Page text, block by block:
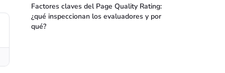
Factores claves del Page Quality Rating:
¿qué inspeccionan los evaluadores y por
qué?